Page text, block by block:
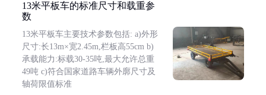
13米平板车的标准尺寸和载重参
数
13米平板车主要技术参数包括: a)外形
尺寸:长13m×宽2.45m,栏板高55cm b)
承载能力:标载30-35吨,最大允许总重
49吨 c)符合国家道路车辆外廓尺寸及
轴荷限值标准